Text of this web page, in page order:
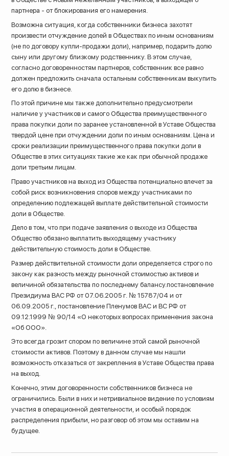
партнера - от блокирования его намерения.
Возможна ситуация, когда собственники бизнеса захотят
произвести отчуждение долей в Обществах по иным основаниям
(не по договору купли-продажи доли), например, подарить долю
сыну или другому близкому родственнику. В этом случае,
согласно договоренностям партнеров, собственник все равно
должен предложить сначала остальным собственникам выкупить
его долю в бизнесе.
По этой причине мы также дополнительно предусмотрели
наличие у участников и самого Общества преимущественного
права покупки доли по заранее установленной в Уставе Общества
твердой цене при отчуждении доли по иным основаниям. Цена и
сроки реализации преимущественного права покупки доли в
Обществе в этих ситуациях такие же как при обычной продаже
доли третьим лицам.
Право участников на выход из Общества потенциально влечет за
собой риск возникновения споров между участниками по
определению подлежащей выплате действительной стоимости
доли в Обществе.
Дело в том, что при подаче заявления о выходе из Общества
Общество обязано выплатить выходящему участнику
действительную стоимость доли в Обществе.
Размер действительной стоимости доли определяется строго по
закону как разность между рыночной стоимостью активов и
величиной обязательства по последнему балансу.постановление
Президиума ВАС РФ от 07.06.2005 г. № 15787/04 и от
06.09.2005 г., постановление Пленумов ВАС и ВС РФ от
09.12.1999 № 90/14 «О некоторых вопросах применения закона
«Об ООО».
Это всегда грозит спором по величине этой самой рыночной
стоимости активов. Поэтому в данном случае мы нашли
возможность отказаться от закрепления в Уставе Общества права
на выход.
Конечно, этим договоренности собственников бизнеса не
ограничились. Были в них и нетривиальное видение по условиям
участия в операционной деятельности, и особый порядок
распределения прибыли, но разговор об этом мы оставим на
будущее.